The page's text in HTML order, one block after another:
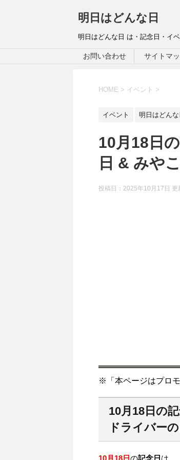
明日はどんな日
明日はどんな日 は・記念日・イ
お問い合わせ サイトマ
HOME > イベント >
イベント 明日はどんな
10月18日
日 & みや
投稿日：2025年10月17日 更
※「本ページはプロ
10月18日の
ドライバー
10月18日の記念日 は